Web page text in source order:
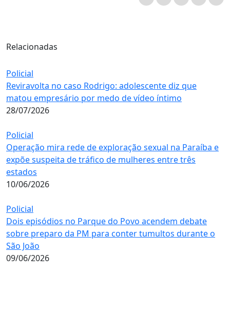
Relacionadas
Policial
Reviravolta no caso Rodrigo: adolescente diz que
matou empresário por medo de vídeo íntimo
28/07/2026
Policial
Operação mira rede de exploração sexual na Paraíba e
expõe suspeita de tráfico de mulheres entre três
estados
10/06/2026
Policial
Dois episódios no Parque do Povo acendem debate
sobre preparo da PM para conter tumultos durante o
São João
09/06/2026